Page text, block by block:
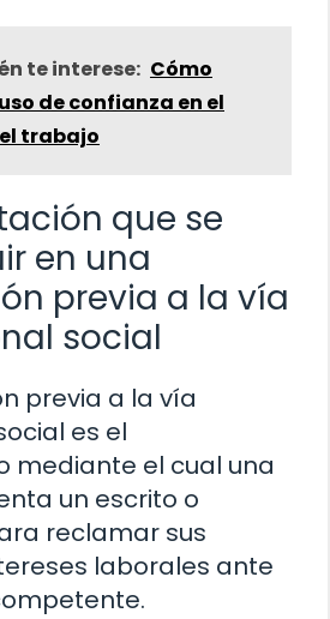
te interese: Cómo
de confianza en el
trabajo
que se
en una
previa a la vía
social
previa a la vía
es el
mediante el cual una
un escrito o
reclamar sus
laborales ante